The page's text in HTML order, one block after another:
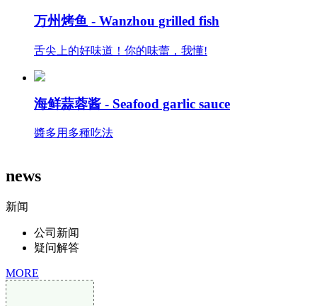
万州烤鱼 - Wanzhou grilled fish
舌尖上的好味道！你的味蕾，我懂!
海鲜蒜蓉酱 - Seafood garlic sauce
醬多用多種吃法
news
新闻
公司新闻
疑问解答
MORE